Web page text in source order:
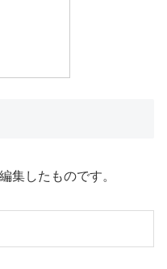
集したものです。